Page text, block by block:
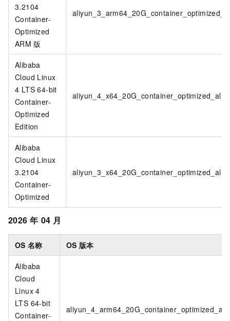
3.2104
Container-
Optimized
ARM 版
Alibaba
Cloud Linux
4 LTS 64-bit
Container-
Optimized
Edition
Alibaba
Cloud Linux
3.2104
Container-
Optimized
2026 年 04 月
OS 名称 OS 版本
Alibaba
Cloud
Linux 4
LTS 64-bit
Container-